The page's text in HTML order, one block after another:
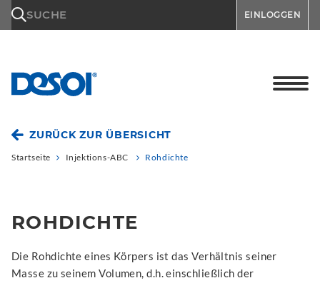
SUCHE EINLOGGEN
ZURÜCK ZUR ÜBERSICHT
Startseite Injektions-ABC Rohdichte
ROHDICHTE
Die Rohdichte eines Körpers ist das Verhältnis seiner
Masse zu seinem Volumen, d.h. einschließlich der